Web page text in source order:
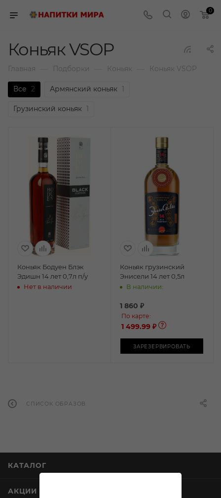
0
Коньяк VSOP
Главная Подборки Коньяк Коньяк VSOP
Все 2 Армянский коньяк 1
Грузинский коньяк 1
Коньяк Бодуен Блэк
Эдишн 14 лет 0,7л п/у
Нет в наличии
Коньяк грузинский
Энисели 14 лет 0,5л
В наличии:
1 860 ₽
По карте:
1 499.99 ₽
ЗАРЕЗЕРВИРОВАТЬ
СПИСОК ОБРАЗОВ
КАТАЛОГ
АКЦИИ